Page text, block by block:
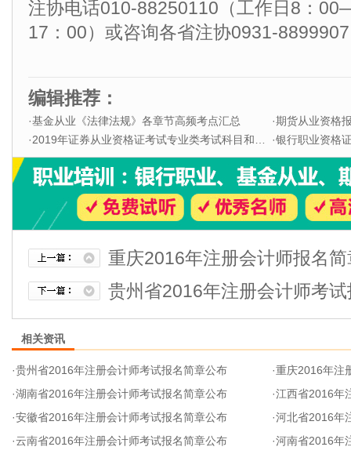
注协电话010-88250110（工作日8：
17：00）或咨询各省注协0931-
编辑推荐：
·基金从业《法律法规》各章节高频考点汇总 ·期货从业资格
·2019年证券从业资格证考试专业类考试科目和题型 ·银行职业资格证
重庆2016年注册会计师报名
贵州省2016年注册会计师考
相关资讯
·贵州省2016年注册会计师考试报名简章公布 ·重庆2016年注
·湖南省2016年注册会计师考试报名简章公布 ·江西省2016年
·安徽省2016年注册会计师考试报名简章公布 ·河北省2016年
·云南省2016年注册会计师考试报名简章公布 ·河南省2016年